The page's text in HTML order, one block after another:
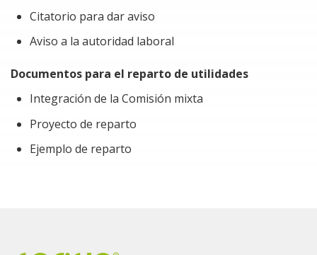
Citatorio para dar aviso
Aviso a la autoridad laboral
Documentos para el reparto de utilidades
Integración de la Comisión mixta
Proyecto de reparto
Ejemplo de reparto